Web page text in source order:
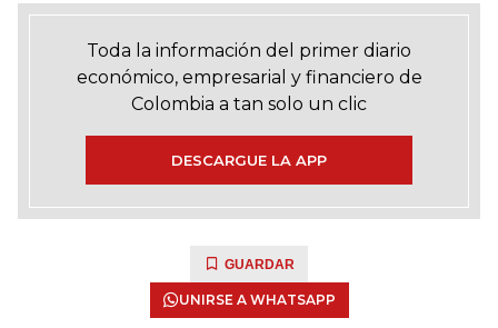
Toda la información del primer diario
económico, empresarial y financiero de
Colombia a tan solo un clic
DESCARGUE LA APP
GUARDAR
UNIRSE A WHATSAPP